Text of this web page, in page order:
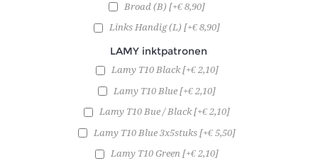
Broad (B) [+€ 8,90]
Links Handig (L) [+€ 8,90]
LAMY inktpatronen
Lamy T10 Black [+€ 2,10]
Lamy T10 Blue [+€ 2,10]
Lamy T10 Bue / Black [+€ 2,10]
Lamy T10 Blue 3x5stuks [+€ 5,50]
Lamy T10 Green [+€ 2,10]